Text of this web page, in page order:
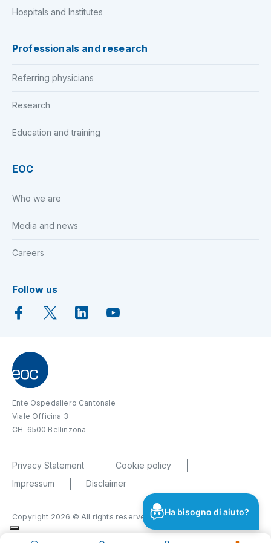
Hospitals and Institutes
Professionals and research
Referring physicians
Research
Education and training
EOC
Who we are
Media and news
Careers
Follow us
Ente Ospedaliero Cantonale
Viale Officina 3
CH-6500 Bellinzona
Privacy Statement
Cookie policy
Impressum
Disclaimer
Copyright 2026 © All rights reserved Ha bisogno di aiuto?